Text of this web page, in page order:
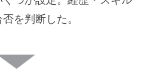
を判断した。